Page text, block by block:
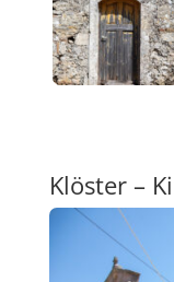
Klöster –